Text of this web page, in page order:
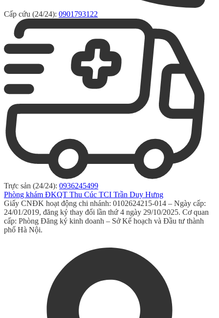
Cấp cứu (24/24): 0901793122
Trực sản (24/24): 0936245499
Phòng khám ĐKQT Thu Cúc TCI Trần Duy Hưng
Giấy CNĐK hoạt động chi nhánh: 0102624215-014 – Ngày cấp:
24/01/2019, đăng ký thay đổi lần thứ 4 ngày 29/10/2025. Cơ quan
cấp: Phòng Đăng ký kinh doanh – Sở Kế hoạch và Đầu tư thành
phố Hà Nội.